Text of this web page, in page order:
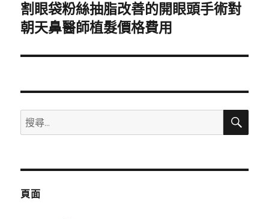
下
一
文
割眼袋粉絲抽脂改善的開眼頭手術對
朝天鼻醫師植髮價格費用
搜
尋
鍵
搜
頁面